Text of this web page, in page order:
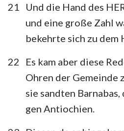
21
Und die Hand des
und eine große Zahl
bekehrte sich zu dem
22
Es kam aber diese
Ohren der Gemeinde
sie sandten
gen Antiochien.